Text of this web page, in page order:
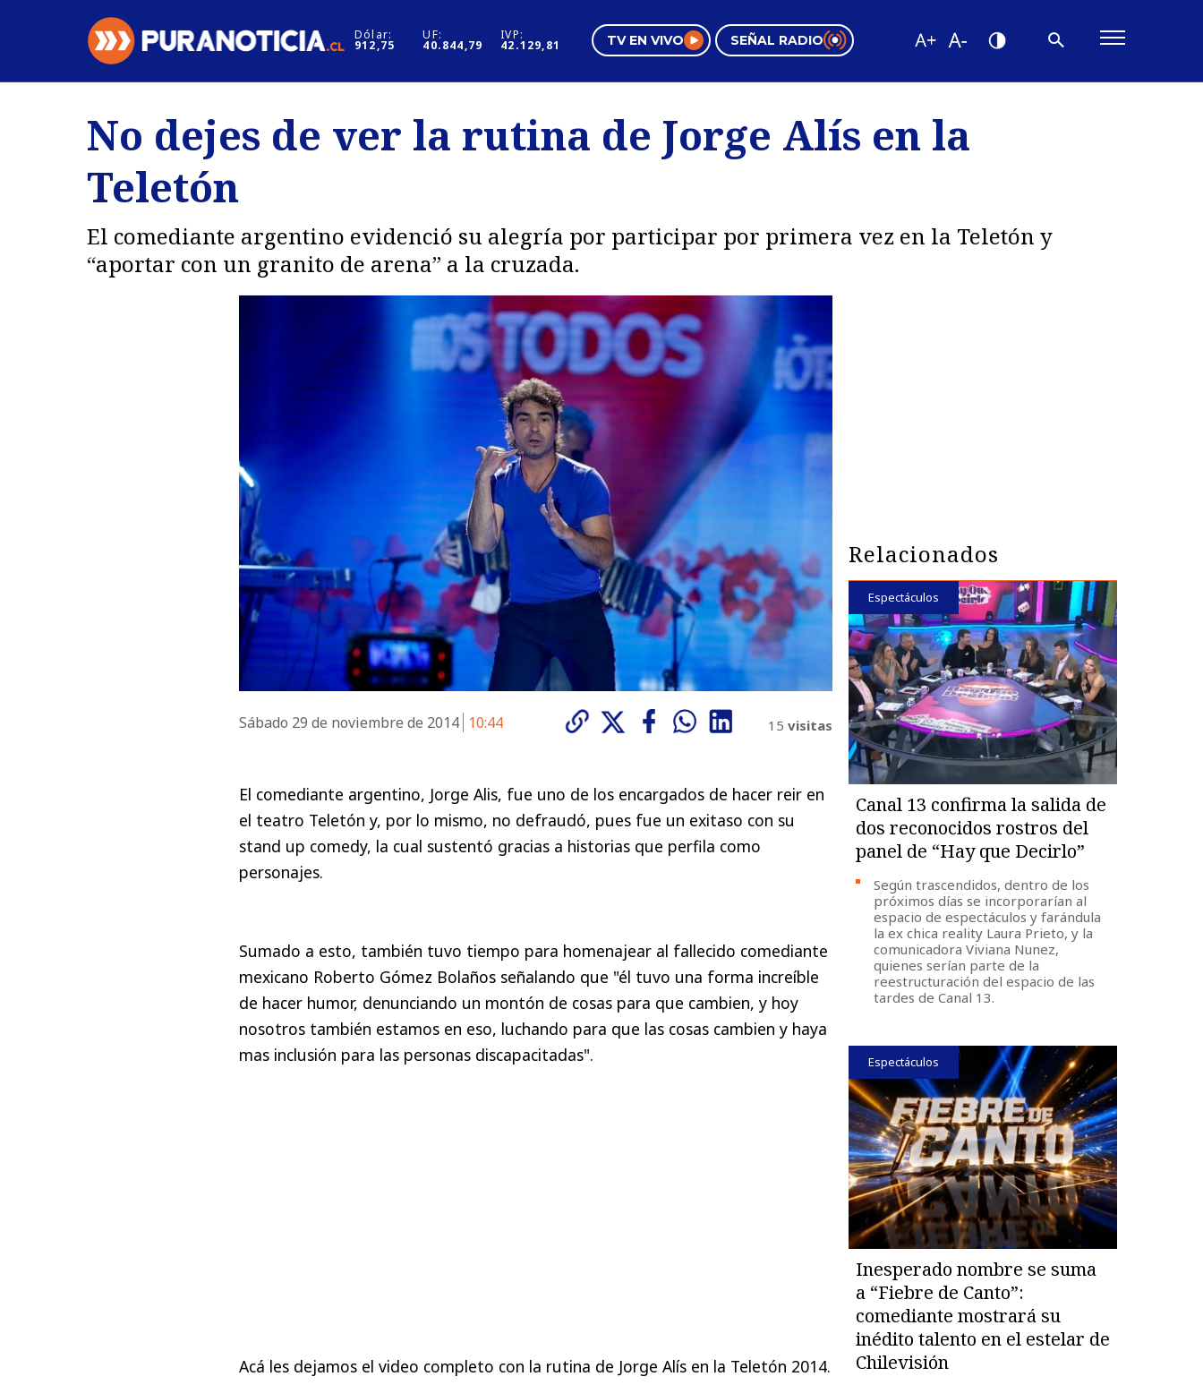
Dólar:
912,75
UF:
40.844,79
IVP:
42.129,81 TV EN VIVO SEÑAL RADIO
Regiones
Deportes
Internacional Negocios Tendencias
No dejes de ver la rutina de Jorge Alís en la
Teletón
El comediante argentino evidenció su alegría por participar por primera vez en la Teletón y
“aportar con un granito de arena” a la cruzada.
Sábado 29 de noviembre de 2014 10:44 15 visitas
El comediante argentino, Jorge Alis, fue uno de los encargados de hacer reir en
el teatro Teletón y, por lo mismo, no defraudó, pues fue un exitaso con su
stand up comedy, la cual sustentó gracias a historias que perfila como
personajes.
Sumado a esto, también tuvo tiempo para homenajear al fallecido comediante
mexicano Roberto Gómez Bolaños señalando que "él tuvo una forma increíble
de hacer humor, denunciando un montón de cosas para que cambien, y hoy
nosotros también estamos en eso, luchando para que las cosas cambien y haya
mas inclusión para las personas discapacitadas".
Acá les dejamos el video completo con la rutina de Jorge Alís en la Teletón 2014.
Relacionados
Espectáculos
Canal 13 confirma la salida de
dos reconocidos rostros del
panel de “Hay que Decirlo”
Según trascendidos, dentro de los
próximos días se incorporarían al
espacio de espectáculos y farándula
la ex chica reality Laura Prieto, y la
comunicadora Viviana Nunez,
quienes serían parte de la
reestructuración del espacio de las
tardes de Canal 13.
Espectáculos
Inesperado nombre se suma
a “Fiebre de Canto”:
comediante mostrará su
inédito talento en el estelar de
Chilevisión